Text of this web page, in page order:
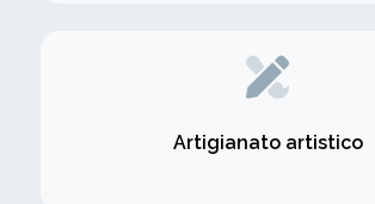
Artigianato artistico